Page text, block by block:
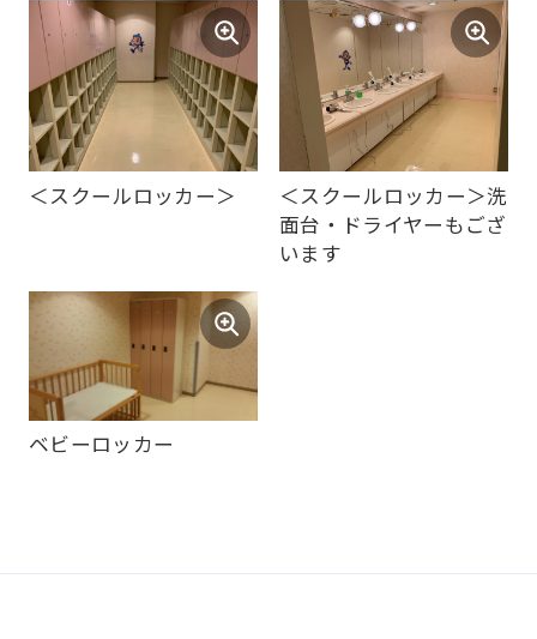
＜スクールロッカー＞
＜スクールロッカー＞洗
面台・ドライヤーもござ
います
ベビーロッカー
service,
Japanese
version
of
this
website